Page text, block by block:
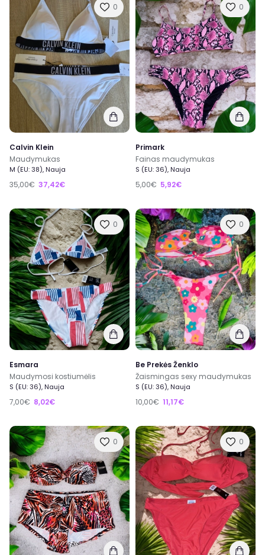
0
Calvin Klein
Maudymukas
M (EU: 38), Nauja
35,00€ 37,42€
0
Primark
Fainas maudymukas
S (EU: 36), Nauja
5,00€ 5,92€
0
Esmara
Maudymosi kostiumėlis
S (EU: 36), Nauja
7,00€ 8,02€
0
Be Prekės Ženklo
Žaismingas sexy maudymukas
S (EU: 36), Nauja
10,00€ 11,17€
0 0